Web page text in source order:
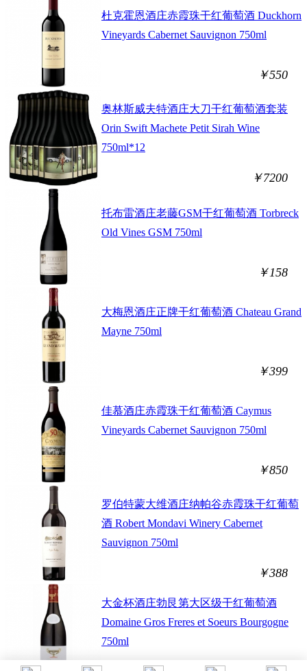
杜克霍恩酒庄赤霞珠干红葡萄酒 Duckhorn
Vineyards Cabernet Sauvignon 750ml
￥550
奥林斯威夫特酒庄大刀干红葡萄酒套装
Orin Swift Machete Petit Sirah Wine
750ml*12
￥7200
托布雷酒庄老藤GSM干红葡萄酒 Torbreck
Old Vines GSM 750ml
￥158
大梅恩酒庄正牌干红葡萄酒 Chateau Grand
Mayne 750ml
￥399
佳慕酒庄赤霞珠干红葡萄酒 Caymus
Vineyards Cabernet Sauvignon 750ml
￥850
罗伯特蒙大维酒庄纳帕谷赤霞珠干红葡萄
酒 Robert Mondavi Winery Cabernet
Sauvignon 750ml
￥388
大金杯酒庄勃艮第大区级干红葡萄酒
Domaine Gros Freres et Soeurs Bourgogne
750ml